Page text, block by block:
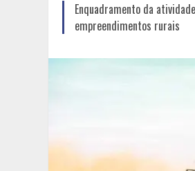
Enquadramento da
empreendimentos rurais